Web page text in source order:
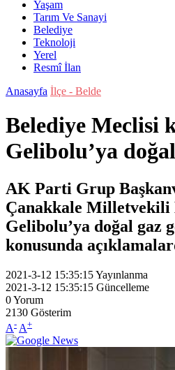
Yaşam
Tarım Ve Sanayi
Belediye
Teknoloji
Yerel
Resmî İlan
Anasayfa İlçe - Belde
Belediye Meclisi
Gelibolu’ya
AK Parti Grup
Çanakkale Milletvekili
Gelibolu’ya doğal gaz
konusunda
2021-3-12 15:35:15Yayınlanma
2021-3-12 15:35:15 Güncelleme
0Yorum
2130 Gösterim
A- A+